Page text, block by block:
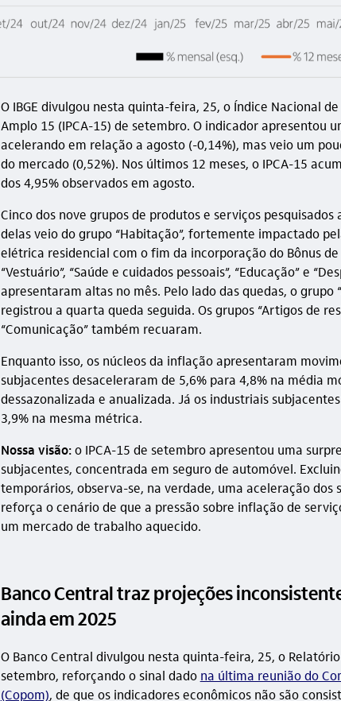
O IBGE divulgou nesta quinta-feira, 25, o Índice Nacional
Amplo 15 (IPCA-15) de setembro. O indicador apresentou
acelerando em relação a agosto (-0,14%), mas veio um
do mercado (0,52%). Nos últimos 12 meses, o IPCA-15
dos 4,95% observados em agosto.
Cinco dos nove grupos de produtos e serviços
delas veio do grupo “Habitação”, fortemente impactado
elétrica residencial com o fim da incorporação do Bônus
“Vestuário”, “Saúde e cuidados pessoais”, “Educação” e
apresentaram altas no mês. Pelo lado das quedas, o grupo
registrou a quarta queda seguida. Os grupos “Artigos de
“Comunicação” também recuaram.
Enquanto isso, os núcleos da inflação apresentaram
subjacentes desaceleraram de 5,6% para 4,8% na média
dessazonalizada e anualizada. Já os industriais
3,9% na mesma métrica.
Nossa visão:o IPCA-15 de setembro apresentou uma
subjacentes, concentrada em seguro de automóvel.
temporários, observa-se, na verdade, uma aceleração dos
reforça o cenário de que a pressão sobre inflação de
um mercado de trabalho aquecido.
Banco Central traz projeções
ainda em 2025
O Banco Central divulgou nesta quinta-feira, 25, o
setembro, reforçando o sinal dado na última reunião do
(Copom), de que os indicadores econômicos não são